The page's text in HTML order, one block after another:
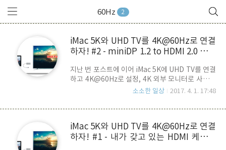
60Hz 2
iMac 5K와 UHD TV를 4K@60Hz로 연결
하자! #2 - miniDP 1.2 to HDMI 2.0 컨버
지난 번 포스트에 이어 iMac 5K에 UHD TV를 연결
하고 4K@60Hz로 설정, 4K 외부 모니터로 사용하
는 방법에 대해 이야기를 어어나갑니다. 어제 금요
올 줄 알았는데, 오늘이 토요일 임에도 불구하고 일
처..HDMI 케이블은 지난 번 포스트에서 말씀 드렸
듯이, Category 2 (HDMI High Speed with
소소한 일상 2017. 4. 1. 17:48
iMac 5K와 UHD TV를 4K@60Hz로 연결
하자! #1 - 내가 갖고 있는 HDMI 케이블